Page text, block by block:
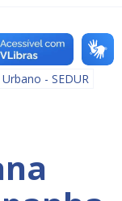
- SEDUR